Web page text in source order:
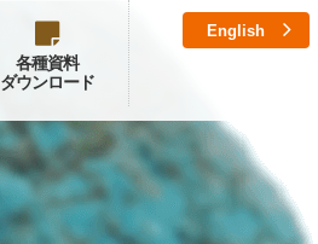
各種資料
ダウンロード
English